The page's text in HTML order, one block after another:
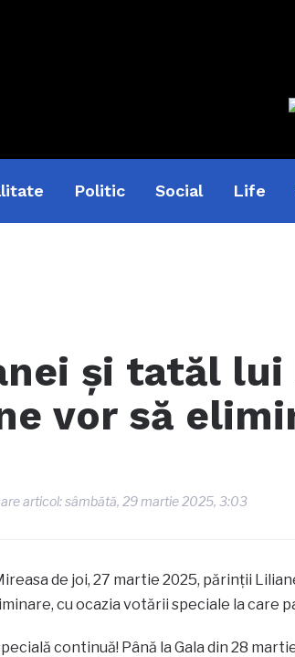
Politic Social Life
și tatăl lui
vor să
articol:sâmbătă, 29 martie 2025, 3:03
de joi, 27 martie 2025, părinții
cu ocazia votării speciale la care
continuă! Până la Gala din 28